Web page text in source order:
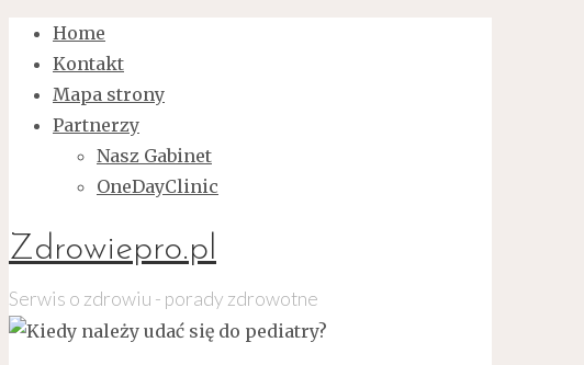
Home
Kontakt
Mapa strony
Partnerzy
Nasz Gabinet
OneDayClinic
Zdrowiepro.pl
Serwis o zdrowiu - porady zdrowotne